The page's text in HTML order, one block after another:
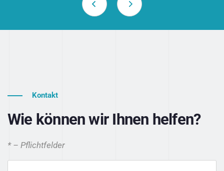
Kontakt
Wie können wir Ihnen helfen?
* – Pflichtfelder